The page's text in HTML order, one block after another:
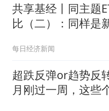
共享基经丨同主题
比（二）：同样是
什么不同？
每日经济新闻
超跌反弹or趋势反
月刚过一周，这些